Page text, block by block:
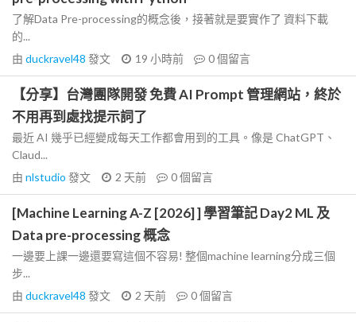
了解Data Pre-processing的概念後，接著就是要實作了 資料下載
的...
由 duckravel48 發文 19 小時前 0個留言
【分享】台灣團隊開發 免費 AI Prompt 管理網站，終於
不用再到處找提示詞了
最近 AI 幾乎已經變成每天工作都會用到的工具。像是 ChatGPT、
Claud...
由 nlstudio 發文 2 天前 0個留言
[Machine Learning A-Z [2026] ] 學習筆記 Day2 ML 及
Data pre-processing 概念
一邊要上課一邊還要寫這個不容易! 整個machine learning分成三個
步...
由 duckravel48 發文 2 天前 0個留言